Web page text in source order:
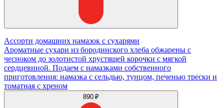
Ассорти домашних намазок с сухарями
Ароматные сухари из бородинского хлеба обжарены с
чесноком до золотистой хрустящей корочки с мягкой
сердцевиной. Подаем с намазками собственного
приготовления: намазка с сельдью, тунцом, печенью трески и
томатная с хреном
890 ₽